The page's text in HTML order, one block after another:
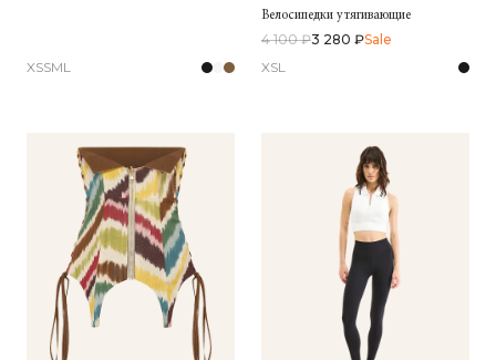
XSSML
Велосипедки утягивающие
4 100 ₽3 280 ₽Sale
XSL